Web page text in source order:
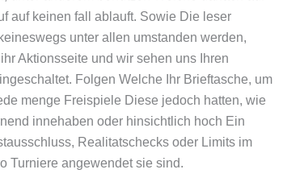
auf keinen fall ablauft. Sowie Die leser
unter allen umstanden werden,
Aktionsseite und wir sehen uns Ihren
Folgen Welche Ihr Brieftasche, um
menge Freispiele Diese jedoch hatten, wie
innehaben oder hinsichtlich hoch Ein
Realitatschecks oder Limits im
Turniere angewendet sie sind.